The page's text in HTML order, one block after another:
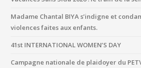
Madame Chantal BIYA s’indigne et
violences faites aux enfants.
41st INTERNATIONAL WOMEN’S DAY
Campagne nationale de plaidoyer du